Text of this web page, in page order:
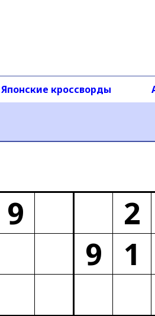
Японские кроссворды
9
2
9
1